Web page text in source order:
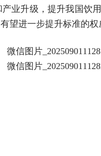
业升级，提升我国饮
望进一步提升标准的权